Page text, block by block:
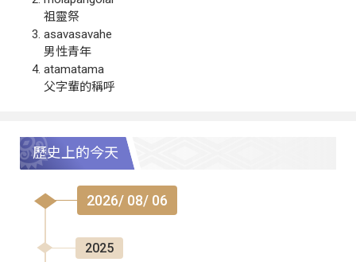
祖靈祭
asavasavahe
男性青年
atamatama
父字輩的稱呼
歷史上的今天
2026/ 08/ 06
2025